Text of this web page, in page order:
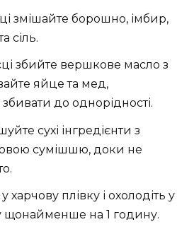
змішайте борошно, імбир,
сіль.
збийте вершкове масло з
яйце та мед,
до однорідності.
сухі інгредієнти з
сумішшю, доки не
у харчову плівку і охолодіть у
щонайменше на 1 годину.